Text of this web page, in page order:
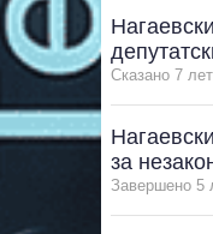
Сказано 7
за
Завершено 5